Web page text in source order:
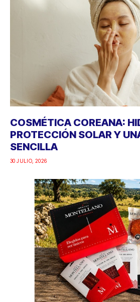
COSMÉTICA COREANA:
PROTECCIÓN SOLAR Y
SENCILLA
30 JULIO, 2026